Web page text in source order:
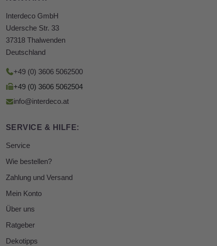
Interdeco GmbH
Udersche Str. 33
37318 Thalwenden
Deutschland
+49 (0) 3606 5062500
+49 (0) 3606 5062504
info@interdeco.at
SERVICE & HILFE:
Service
Wie bestellen?
Zahlung und Versand
Mein Konto
Über uns
Ratgeber
Dekotipps